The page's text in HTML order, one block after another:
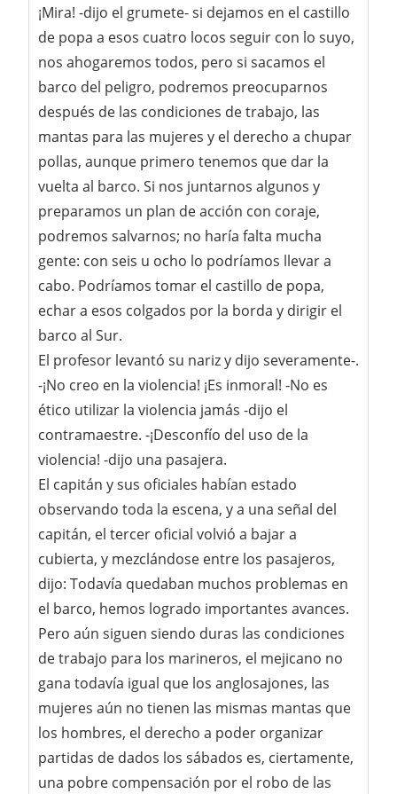
¡Mira! -dijo el grumete- si dejamos en el castillo
de popa a esos cuatro locos seguir con lo suyo,
nos ahogaremos todos, pero si sacamos el
barco del peligro, podremos preocuparnos
después de las condiciones de trabajo, las
mantas para las mujeres y el derecho a chupar
pollas, aunque primero tenemos que dar la
vuelta al barco. Si nos juntarnos algunos y
preparamos un plan de acción con coraje,
podremos salvarnos; no haría falta mucha
gente: con seis u ocho lo podríamos llevar a
cabo. Podríamos tomar el castillo de popa,
echar a esos colgados por la borda y dirigir el
barco al Sur.
El profesor levantó su nariz y dijo severamente-.
-¡No creo en la violencia! ¡Es inmoral! -No es
ético utilizar la violencia jamás -dijo el
contramaestre. -¡Desconfío del uso de la
violencia! -dijo una pasajera.
El capitán y sus oficiales habían estado
observando toda la escena, y a una señal del
capitán, el tercer oficial volvió a bajar a
cubierta, y mezclándose entre los pasajeros,
dijo: Todavía quedaban muchos problemas en
el barco, hemos logrado importantes avances.
Pero aún siguen siendo duras las condiciones
de trabajo para los marineros, el mejicano no
gana todavía igual que los anglosajones, las
mujeres aún no tienen las mismas mantas que
los hombres, el derecho a poder organizar
partidas de dados los sábados es, ciertamente,
una pobre compensación por el robo de las